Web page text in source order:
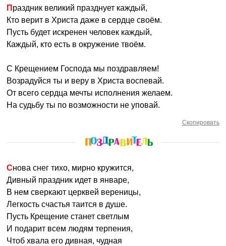
Праздник великий празднует каждый,
Кто верит в Христа даже в сердце своём.
Пусть будет искренен человек каждый,
Каждый, кто есть в окружение твоём.
С Крещением Господа мы поздравляем!
Возрадуйся ты и веру в Христа воспевай.
От всего сердца мечты исполнения желаем.
На судьбу ты по возможности не уповай.
Скопировать
Снова снег тихо, мирно кружится,
Дивный праздник идет в январе,
В нем сверкают церквей вереницы,
Легкость счастья таится в душе.
Пусть Крещение станет светлым
И подарит всем людям терпения,
Чтоб хвала его дивная, чудная